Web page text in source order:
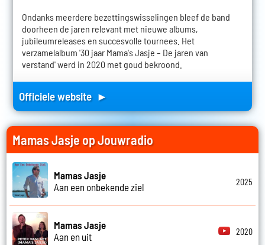
Ondanks meerdere bezettingswisselingen bleef de band
doorheen de jaren relevant met nieuwe albums,
jubileumreleases en succesvolle tournees. Het
verzamelalbum '30 jaar Mama's Jasje – De jaren van
verstand' werd in 2020 met goud bekroond.
Officiele website ►
Mamas Jasje op Jouwradio
Mamas Jasje
Aan een onbekende ziel
2025
Mamas Jasje
Aan en uit
2020